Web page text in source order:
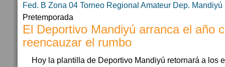
Fed. B Zona 04 Torneo Regional Amateur Dep. Mandiyú
Pretemporada
El Deportivo Mandiyú arranca el año
reencauzar el rumbo
Hoy la plantilla de Deportivo Mandiyú retornará a los